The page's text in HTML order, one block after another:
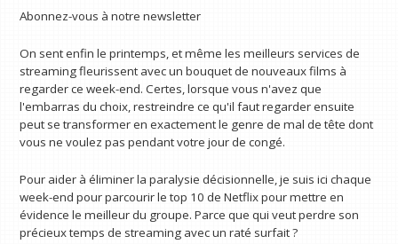
Abonnez-vous à notre newsletter
On sent enfin le printemps, et même les meilleurs services de
streaming fleurissent avec un bouquet de nouveaux films à
regarder ce week-end. Certes, lorsque vous n'avez que
l'embarras du choix, restreindre ce qu'il faut regarder ensuite
peut se transformer en exactement le genre de mal de tête dont
vous ne voulez pas pendant votre jour de congé.
Pour aider à éliminer la paralysie décisionnelle, je suis ici chaque
week-end pour parcourir le top 10 de Netflix pour mettre en
évidence le meilleur du groupe. Parce que qui veut perdre son
précieux temps de streaming avec un raté surfait ?